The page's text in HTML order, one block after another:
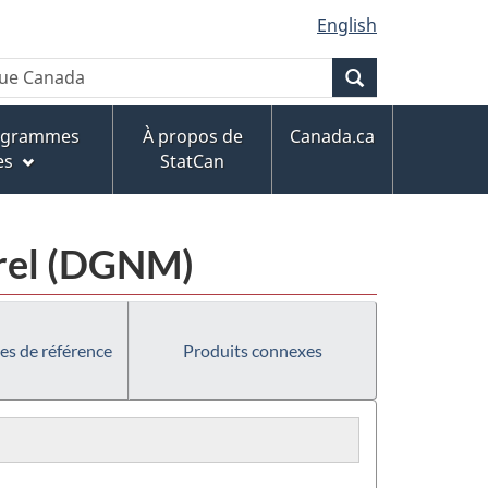
English
À propos de
StatCan
Canada.ca
(DGNM)
de référence Produits connexes